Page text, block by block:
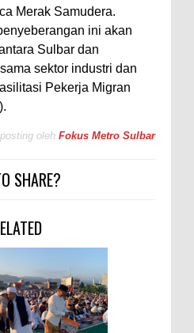
Merak Samudera.
ini akan
Sulbar dan
sektor industri dan
Pekerja Migran
oleh Fokus Metro Sulbar
SHARE?